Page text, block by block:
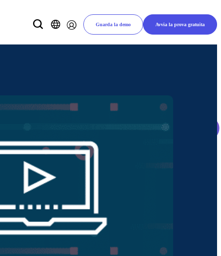
Guarda la demo Avvia la prova gratuita